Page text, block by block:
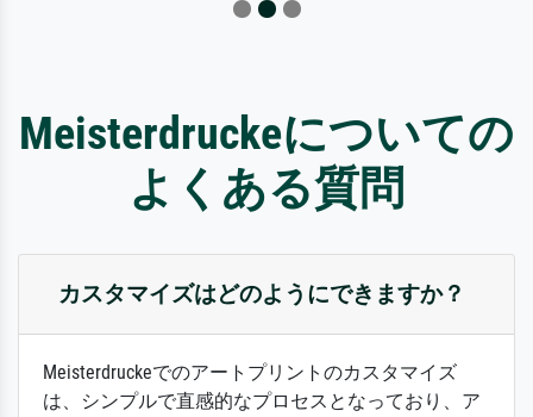
Meisterdruckeについての
よくある質問
カスタマイズはどのようにできますか？
Meisterdruckeでのアートプリントのカスタマイズ
は、シンプルで直感的なプロセスとなっており、ア